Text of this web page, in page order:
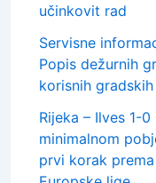
učinkovit rad
Servisne
Popis dežurnih
korisnih
Rijeka – Ilves 1-0
minimalnom
prvi korak